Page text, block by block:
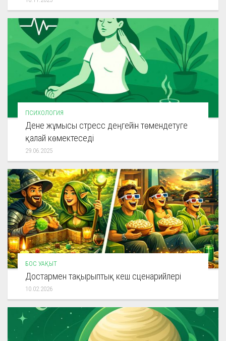
ПСИХОЛОГИЯ
Дене жұмысы стресс деңгейін төмендетуге
қалай көмектеседі
29.06.2025
БОС УАҚЫТ
Достармен тақырыптық кеш сценарийлері
10.02.2026